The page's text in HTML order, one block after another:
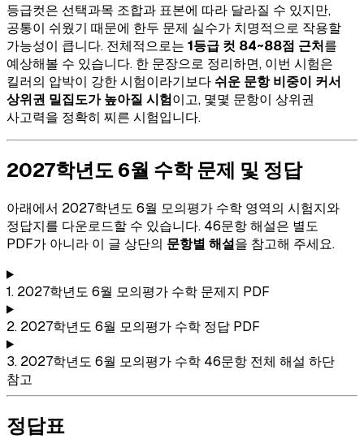
등급컷은 선택과목 조합과 표본에 따라 달라질 수 있지만,
공통이 쉬웠기 때문에 한두 문제 실수가 치명적으로 작용할
가능성이 큽니다. 전체적으로는 1등급 컷 84~88점 근처를
예상해볼 수 있습니다. 한 문장으로 정리하면, 이번 시험은
킬러의 압박이 강한 시험이라기보다 쉬운 문항 비중이 커서
상위권 밀집도가 높아질 시험이고, 몇몇 문항이 상위권
사고력을 정확히 찌른 시험입니다.
2027학년도 6월 수학 문제 및 정답
아래에서 2027학년도 6월 모의평가 수학 영역의 시험지와
정답지를 다운로드할 수 있습니다. 46문항 해설은 별도
PDF가 아니라 이 글 상단의 문항별 해설을 참고해 주세요.
1. 2027학년도 6월 모의평가 수학 문제지 PDF
2. 2027학년도 6월 모의평가 수학 정답 PDF
3. 2027학년도 6월 모의평가 수학 46문항 전체 해설 하단
참고
정답표